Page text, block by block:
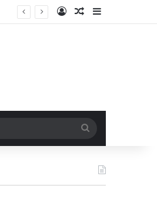
AccediUn articolo a
per